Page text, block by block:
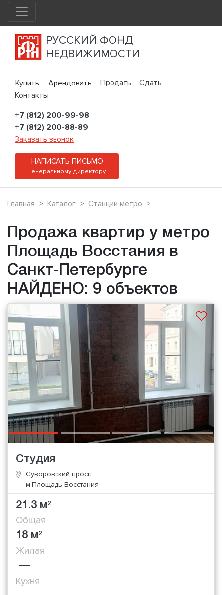
РУССКИЙ ФОНД
НЕДВИЖИМОСТИ
Купить Арендовать Продать
Сдать
Контакты
+7 (812) 200-99-98
+7 (812) 200-88-89
Заказать звонок
НАПИСАТЬ ПИСЬМО
Генеральному директору
Главная Каталог Станции метро
Продажа квартир у метро
Площадь Восстания в
Санкт-Петербурге
НАЙДЕНО: 9 объектов
Студия
Суворовский просп.
м.Площадь Восстания
21.3 м2
Общая
18 м2
Жилая
—
Кухня